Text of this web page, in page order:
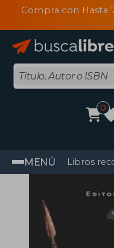
Compra con Hasta
0
MENÚ Libros